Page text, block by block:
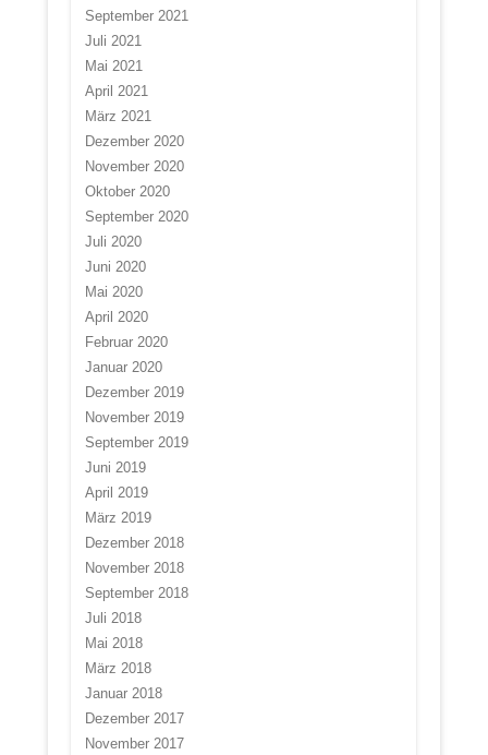
September 2021
Juli 2021
Mai 2021
April 2021
März 2021
Dezember 2020
November 2020
Oktober 2020
September 2020
Juli 2020
Juni 2020
Mai 2020
April 2020
Februar 2020
Januar 2020
Dezember 2019
November 2019
September 2019
Juni 2019
April 2019
März 2019
Dezember 2018
November 2018
September 2018
Juli 2018
Mai 2018
März 2018
Januar 2018
Dezember 2017
November 2017